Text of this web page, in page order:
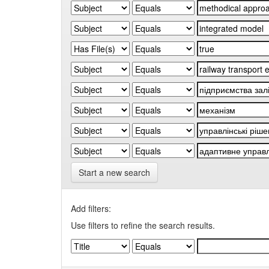
Start a new search
Add filters:
Use filters to refine the search results.